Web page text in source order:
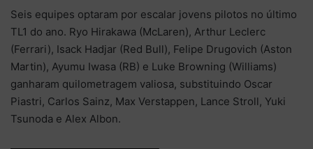
Seis equipes optaram por escalar jovens pilotos no último
TL1 do ano. Ryo Hirakawa (McLaren), Arthur Leclerc
(Ferrari), Isack Hadjar (Red Bull), Felipe Drugovich (Aston
Martin), Ayumu Iwasa (RB) e Luke Browning (Williams)
ganharam quilometragem valiosa, substituindo Oscar
Piastri, Carlos Sainz, Max Verstappen, Lance Stroll, Yuki
Tsunoda e Alex Albon.